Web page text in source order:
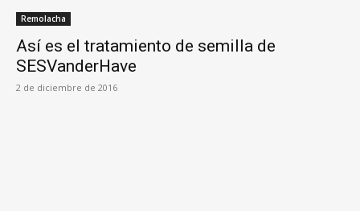
Remolacha
Así es el tratamiento de semilla de
SESVanderHave
2 de diciembre de 2016